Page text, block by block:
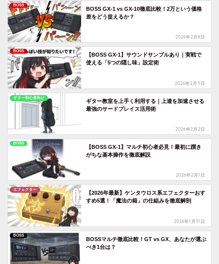
BOSS
BOSS GX-1 vs GX-10徹底比較！2万という価格
差をどう捉えるか？
2026年2月8日
BOSS
【BOSS GX-1】サウンドサンプルあり｜実戦で
使える「5つの隠し味」設定術
2026年2月5日
ギター初心者向け
ギター教室を上手く利用する｜上達を加速させる
最強のサードプレイス活用術
2026年2月2日
BOSS
【BOSS GX-1】マルチ初心者必見！最初に躓き
がちな基本操作を徹底解説
2026年2月1日
エフェクター
【2026年最新】ケンタウロス系エフェクターおす
すめ5選！「魔法の箱」の仕組みを徹底解剖
2026年1月31日
BOSS
BOSSマルチ徹底比較！GT vs GX、あなたが選ぶ
べき1台は？